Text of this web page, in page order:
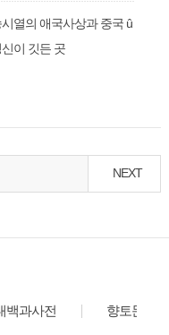
열의 애국사상과 중국 û
이 깃든 곳
NEXT
백과사전 향토문화